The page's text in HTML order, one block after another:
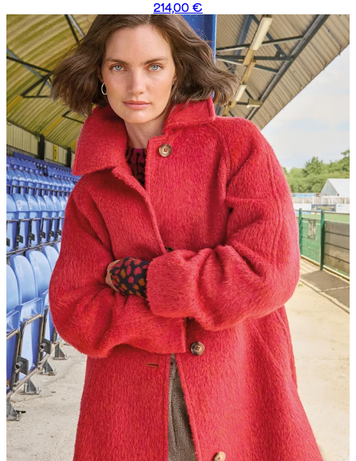
214,00 €